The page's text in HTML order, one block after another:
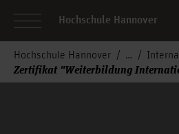
Hochschule Hannover
Hochschule Hannover
Zertifikat "Weiterbildung